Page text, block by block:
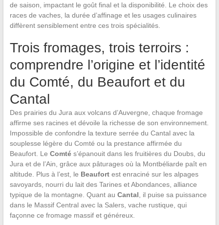
de saison, impactant le goût final et la disponibilité. Le choix des
races de vaches, la durée d’affinage et les usages culinaires
diffèrent sensiblement entre ces trois spécialités.
Trois fromages, trois terroirs :
comprendre l’origine et l’identité
du Comté, du Beaufort et du
Cantal
Des prairies du Jura aux volcans d’Auvergne, chaque fromage
affirme ses racines et dévoile la richesse de son environnement.
Impossible de confondre la texture serrée du Cantal avec la
souplesse légère du Comté ou la prestance affirmée du
Beaufort. Le Comtés’épanouit dans les fruitières du Doubs, du
Jura et de l’Ain, grâce aux pâturages où la Montbéliarde paît en
altitude. Plus à l’est, le Beaufortest enraciné sur les alpages
savoyards, nourri du lait des Tarines et Abondances, alliance
typique de la montagne. Quant au Cantal , il puise sa puissance
dans le Massif Central avec la Salers, vache rustique, qui
façonne ce fromage massif et généreux.